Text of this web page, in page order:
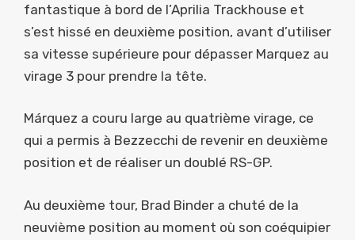
fantastique à bord de l’Aprilia Trackhouse et
s’est hissé en deuxième position, avant d’utiliser
sa vitesse supérieure pour dépasser Marquez au
virage 3 pour prendre la tête.
Márquez a couru large au quatrième virage, ce
qui a permis à Bezzecchi de revenir en deuxième
position et de réaliser un doublé RS-GP.
Au deuxième tour, Brad Binder a chuté de la
neuvième position au moment où son coéquipier